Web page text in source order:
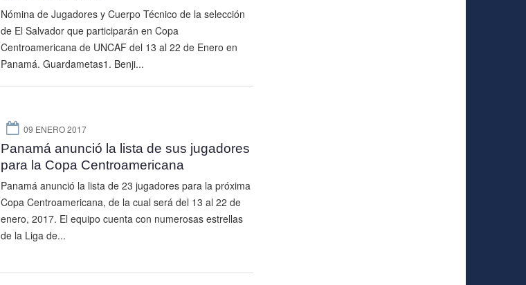
Nómina de Jugadores y Cuerpo Técnico de la selección
de El Salvador que participarán en Copa
Centroamericana de UNCAF del 13 al 22 de Enero en
Panamá. Guardametas1. Benji...
09 ENERO 2017
Panamá anunció la lista de sus jugadores
para la Copa Centroamericana
Panamá anunció la lista de 23 jugadores para la próxima
Copa Centroamericana, de la cual será del 13 al 22 de
enero, 2017. El equipo cuenta con numerosas estrellas
de la Liga de...